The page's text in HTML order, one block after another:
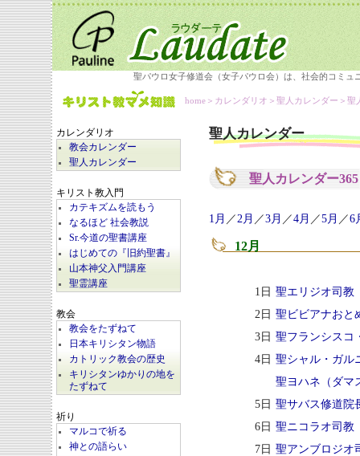
聖パウロ女子修道会（女子パウロ会）は、社会的コミ
カレンダリオ
教会カレンダー
聖人カレンダー
キリスト教入門
カテキズムを読もう
なるほど 社会教説
Sr.今道の聖書講座
はじめての『旧約聖書』
山本神父入門講座
聖霊講座
教会
教会をたずねて
日本キリシタン物語
カトリック教会の歴史
キリシタンゆかりの地を
たずねて
祈り
マルコで祈る
神との語らい
home ＞カレンダリオ＞ 聖人カレンダー ＞聖
聖人カレンダー
聖人カレンダー
1月 ／2月 ／3月 ／4月 ／5月 ／6
12月
1日 聖エリジオ司教
2日 聖ビビアナおと
3日 聖フランシスコ
4日 聖シャル・ガル
聖ヨハネ（ダマ
5日 聖サバス修道院
6日 聖ニコラオ司教
7日 聖アンブロジオ